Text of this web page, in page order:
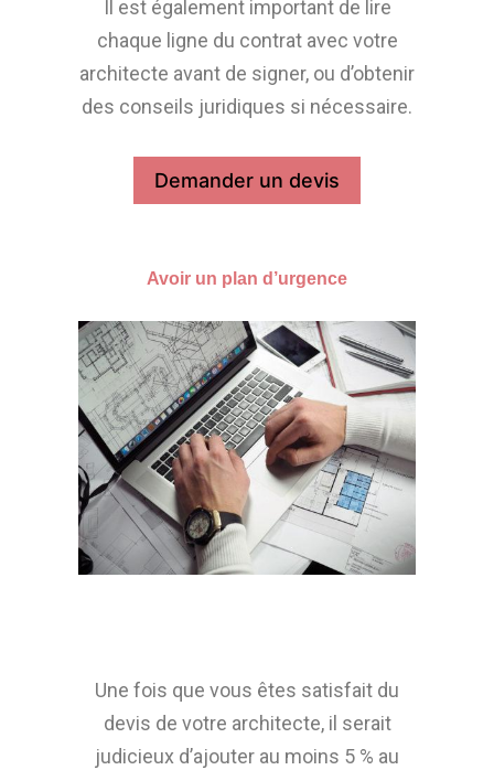
Il est également important de lire
chaque ligne du contrat avec votre
architecte avant de signer, ou d’obtenir
des conseils juridiques si nécessaire.
Demander un devis
Avoir un plan d’urgence
Une fois que vous êtes satisfait du
devis de votre architecte, il serait
judicieux d’ajouter au moins 5 % au